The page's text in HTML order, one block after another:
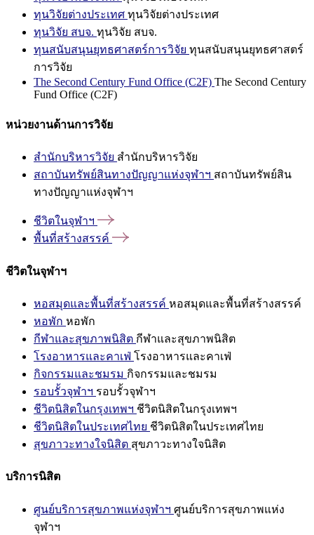
ทุนวิจัยต่างประเทศ ทุนวิจัยต่างประเทศ
ทุนวิจัย สบจ. ทุนวิจัย สบจ.
ทุนสนับสนุนยุทธศาสตร์การวิจัย ทุนสนับสนุนยุทธศาสตร์
การวิจัย
The Second Century Fund Office (C2F) The Second Century
Fund Office (C2F)
หน่วยงานด้านการวิจัย
สำนักบริหารวิจัย สำนักบริหารวิจัย
สถาบันทรัพย์สินทางปัญญาแห่งจุฬาฯ สถาบันทรัพย์สิน
ทางปัญญาแห่งจุฬาฯ
ชีวิตในจุฬาฯ
พื้นที่สร้างสรรค์
ชีวิตในจุฬาฯ
หอสมุดและพื้นที่สร้างสรรค์ หอสมุดและพื้นที่สร้างสรรค์
หอพัก หอพัก
กีฬาและสุขภาพนิสิต กีฬาและสุขภาพนิสิต
โรงอาหารและคาเฟ่ โรงอาหารและคาเฟ่
กิจกรรมและชมรม กิจกรรมและชมรม
รอบรั้วจุฬาฯ รอบรั้วจุฬาฯ
ชีวิตนิสิตในกรุงเทพฯ ชีวิตนิสิตในกรุงเทพฯ
ชีวิตนิสิตในประเทศไทย ชีวิตนิสิตในประเทศไทย
สุขภาวะทางใจนิสิต สุขภาวะทางใจนิสิต
บริการนิสิต
ศูนย์บริการสุขภาพแห่งจุฬาฯ ศูนย์บริการสุขภาพแห่ง
จุฬาฯ